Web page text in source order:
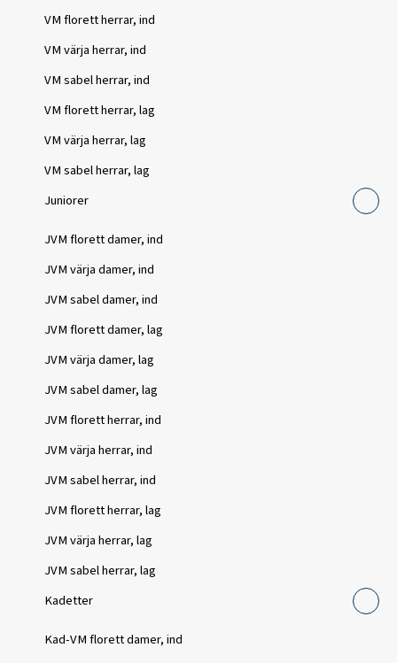
VM florett herrar, ind
VM värja herrar, ind
VM sabel herrar, ind
VM florett herrar, lag
VM värja herrar, lag
VM sabel herrar, lag
Juniorer
JVM florett damer, ind
JVM värja damer, ind
JVM sabel damer, ind
JVM florett damer, lag
JVM värja damer, lag
JVM sabel damer, lag
JVM florett herrar, ind
JVM värja herrar, ind
JVM sabel herrar, ind
JVM florett herrar, lag
JVM värja herrar, lag
JVM sabel herrar, lag
Kadetter
Kad-VM florett damer, ind